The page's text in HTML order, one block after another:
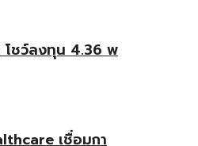
โชว์ลงทุน 4.36 พ
เชื่อมกา